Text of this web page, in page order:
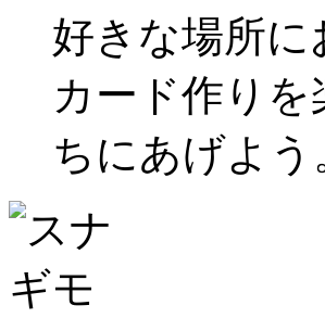
好きな場所
カード作り
ちにあげよう